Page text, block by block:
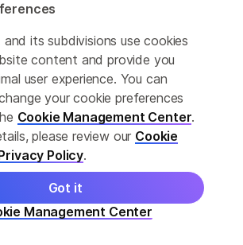
고자 합당한 노력을 기울였으나, 자동 번역은
적 또한 원문을 대체하기 위함이 아닙니다.
전의 원문 콘텐츠임을 참고 부탁드립니다.
All rights reserved.
and its subdivisions use cookies
content and provide you
user experience. You can
your cookie preferences
Cookie Management Center.
please review our Cookie
Policy.
Management Center
Got it